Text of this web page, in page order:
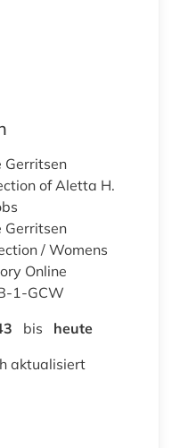
Gerritsen
of Aletta H.
Gerritsen
/ Womens
Online
1-GCW
bis
heute
aktualisiert